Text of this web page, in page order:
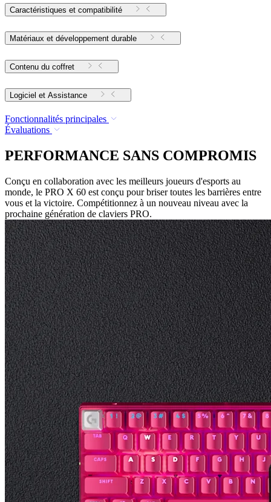
Caractéristiques et compatibilité
Matériaux et développement durable
Contenu du coffret
Logiciel et Assistance
Fonctionnalités principales
Évaluations
PERFORMANCE SANS COMPROMIS
Conçu en collaboration avec les meilleurs joueurs d'esports au
monde, le PRO X 60 est conçu pour briser toutes les barrières entre
vous et la victoire. Compétitionnez à un nouveau niveau avec la
prochaine génération de claviers PRO.